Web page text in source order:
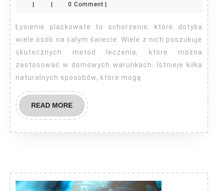
jak
wyleczyć?
| | 0 Comment |
Łysienie plackowate to schorzenie, które dotyka
wiele osób na całym świecie. Wiele z nich poszukuje
skutecznych metod leczenia, które można
zastosować w domowych warunkach. Istnieje kilka
naturalnych sposobów, które mogą
READ MOREREAD
MORE